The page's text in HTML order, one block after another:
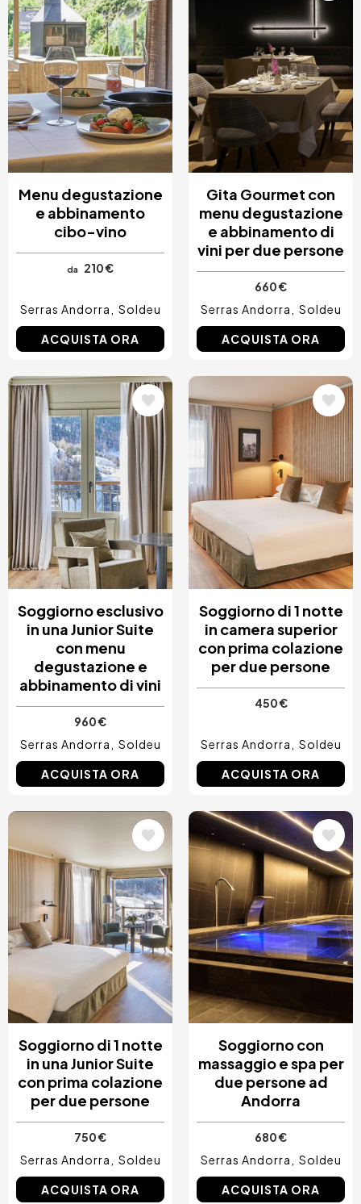
Menu degustazione
e abbinamento
cibo-vino
da 210 €
Serras Andorra Soldeu
ACQUISTA ORA
Gita Gourmet con
menu degustazione
e abbinamento di
vini per due persone
660 €
Serras Andorra
Soldeu
ACQUISTA ORA
Immagine
Soggiorno esclusivo
in una Junior Suite
con menu
degustazione e
abbinamento di vini
960 €
Serras Andorra
Soldeu
ACQUISTA ORA
Immagine
Soggiorno di 1 notte
in camera superior
con prima colazione
per due persone
450 €
Serras Andorra Soldeu
ACQUISTA ORA
Immagine
Soggiorno di 1 notte
in una Junior Suite
con prima colazione
per due persone
750 €
Serras Andorra
Soldeu
ACQUISTA ORA
Immagine
Soggiorno con
massaggio e spa per
due persone ad
Andorra
680 €
Serras Andorra
Soldeu
ACQUISTA ORA